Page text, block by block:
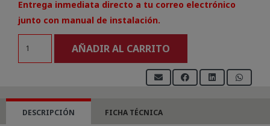
Entrega inmediata directo a tu correo electrónico
junto con manual de instalación.
para
AÑADIR AL CARRITO
DESCRIPCIÓN FICHA TÉCNICA